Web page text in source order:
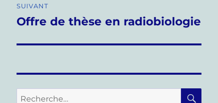
SUIVANT
Publication
Offre de thèse en radiobiologie
Recherche